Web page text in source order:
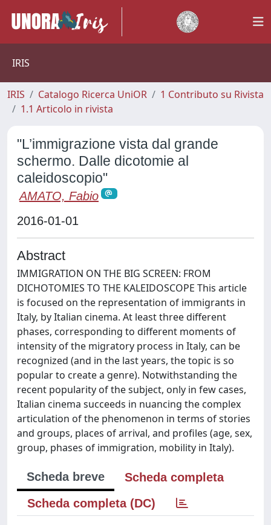
IRIS
IRIS Catalogo Ricerca UniOR
1 Contributo su Rivista
1.1 Articolo in rivista
"L’immigrazione vista dal grande
schermo. Dalle dicotomie al
caleidoscopio"
AMATO, Fabio
2016-01-01
Abstract
IMMIGRATION ON THE BIG SCREEN: FROM
DICHOTOMIES TO THE KALEIDOSCOPE This article
is focused on the representation of immigrants in
Italy, by Italian cinema. At least three different
phases, corresponding to different moments of
intensity of the migratory process in Italy, can be
recognized (and in the last years, the topic is so
popular to create a genre). Notwithstanding the
recent popularity of the subject, only in few cases,
Italian cinema succeeds in nuancing the complex
articulation of the phenomenon in terms of stories
and groups, places of arrival, and profiles (age, sex,
group, phases of immigration, mobility in Italy).
Scheda breve
Scheda completa
Scheda completa (DC)